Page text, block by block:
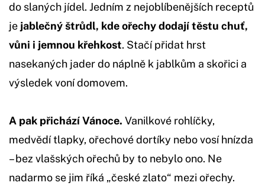
do slaných jídel. Jedním z nejoblíbenějších receptů
je jablečný štrůdl, kde ořechy dodají těstu chuť,
vůni i jemnou křehkost. Stačí přidat hrst
nasekaných jader do náplně k jablkům a skořici a
výsledek voní domovem.
A pak přichází Vánoce. Vanilkové rohlíčky,
medvědí tlapky, ořechové dortíky nebo vosí hnízda
– bez vlašských ořechů by to nebylo ono. Ne
nadarmo se jim říká „české zlato“ mezi ořechy.